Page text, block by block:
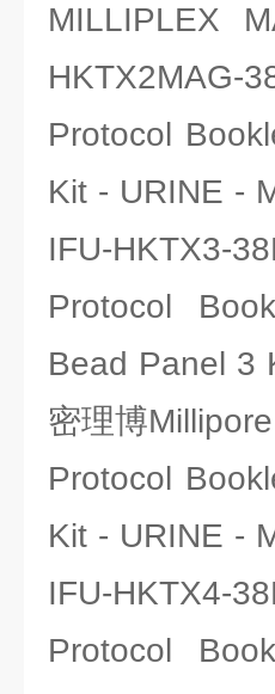
MILLIPLEX
HKTX2MAG-
Protocol
Kit - URINE -
IFU-HKTX3-
Protocol
Bead Panel 3
密理博
Protocol
Kit - URINE -
IFU-HKTX4-
Protocol